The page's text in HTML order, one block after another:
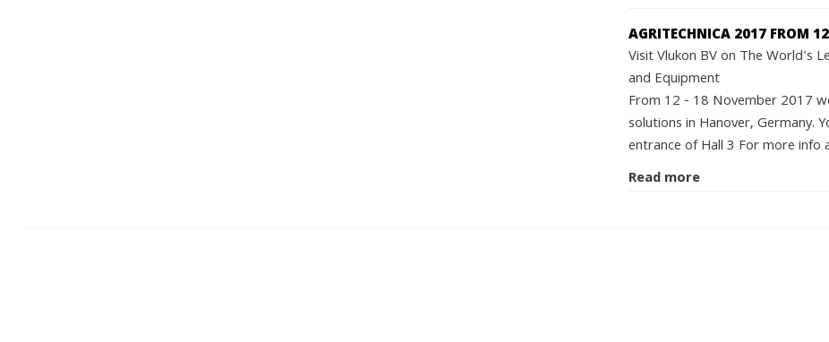
AGRITECHNICA 2017 FROM
Visit Vlukon BV on The World's
and Equipment
From 12 - 18 November 2017
solutions in Hanover, Germany.
entrance of Hall 3 For more info
Read more